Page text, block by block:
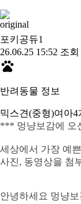
포키공듀1
26.06.25 15:52 조회
반려동물 정보
믹스견(중형)여아4
*** 멍냥보감에 오
세상에서 가장 예
사진, 동영상을 첨
안녕하세요 멍냥